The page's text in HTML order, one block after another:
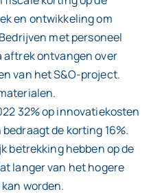
en ontwikkeling om
met personeel
aftrek ontvangen over
van het S&O-project.
32% op innovatiekosten
de korting 16%.
betrekking hebben op de
langer van het hogere
worden.